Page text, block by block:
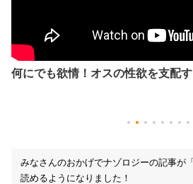
何にでも欲情！オスの性欲を支配
みなさんのおかげでナゾロジーの記事が
読めるようになりました！